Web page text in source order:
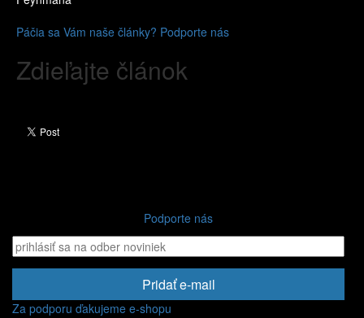
Páčia sa Vám naše články? Podporte nás
Zdieľajte článok
Podporte nás
Pridať e-mail
Za podporu ďakujeme e-shopu